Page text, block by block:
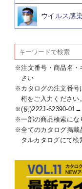
ウイルス感
注文番号・商品名・
さい
カタログの注文番
桁をご入力ください。
(例)222J-62390-
一部の商品検索にな
全てのカタログ掲載
タルカタログにて検